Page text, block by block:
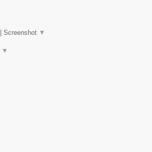
Screenshot ▼
▼